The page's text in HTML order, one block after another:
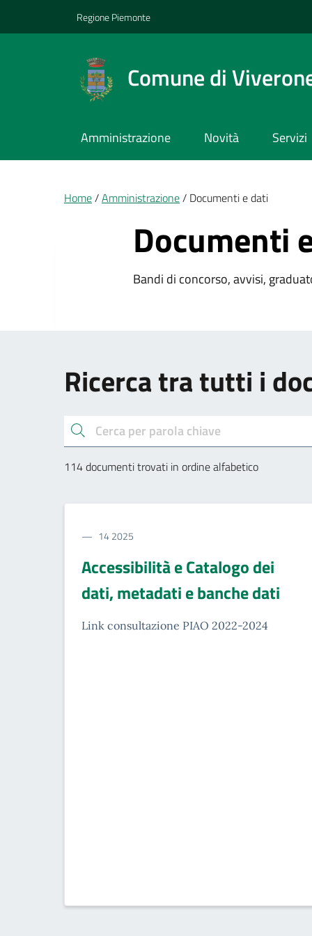
Regione Piemonte
Comune di
Amministrazione Novità Servizi
Briciole di pane
Home Amministrazione Documenti e dati
Documenti
Bandi di concorso, avvisi,
Ricerca tra tutti i
cerca
114 documenti trovati in ordine alfabetico
14 2025
Accessibilità e Catalogo dei
dati, metadati e banche dati
Link consultazione PIAO 2022-2024